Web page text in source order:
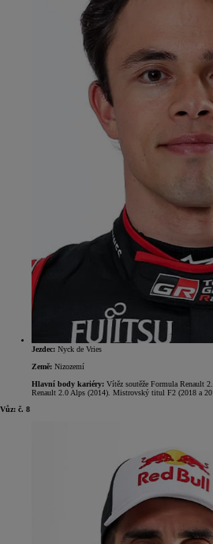
Jezdec: Nyck de Vries
Země: Nizozemí
Hlavní body kariéry: Vítěz soutěže Formula Renault
Renault 2.0 Alps (2014). Mistrovský titul F2 (2018 a
Vůz: č. 8